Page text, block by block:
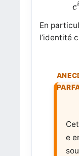
ei
En
l’identité
e